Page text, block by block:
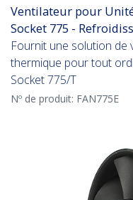
Ventilateur pour
Socket 775 -
Fournit une solution de
thermique pour tout
Socket 775/T
Nº de produit: FAN775E